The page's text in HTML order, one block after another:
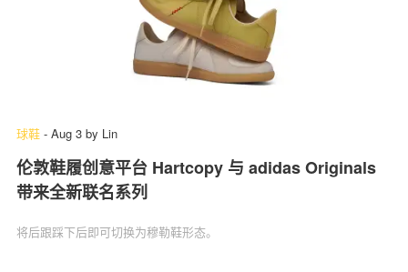
球鞋 - Aug 3 by Lin
伦敦鞋履创意平台 Hartcopy 与 adidas Originals
带来全新联名系列
将后跟踩下后即可切换为穆勒鞋形态。